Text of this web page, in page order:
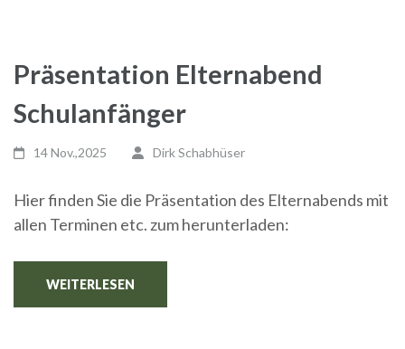
Präsentation Elternabend
Schulanfänger
14 Nov.,2025 Dirk Schabhüser
Hier finden Sie die Präsentation des Elternabends mit
allen Terminen etc. zum herunterladen:
WEITERLESEN